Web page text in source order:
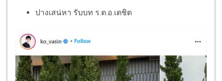
ปางเสน่หา รับบท ร.ต.อ.เตชิต